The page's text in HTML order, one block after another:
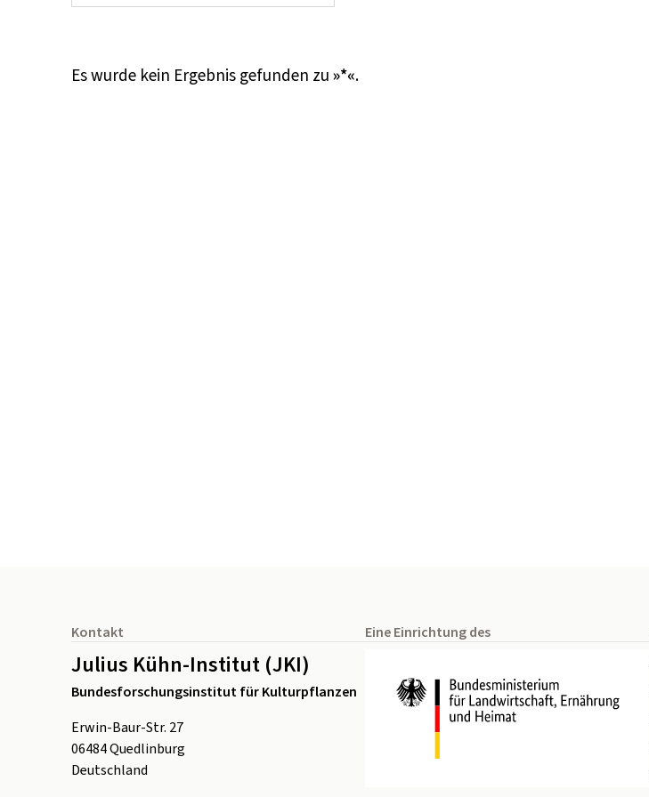
Es wurde kein Ergebnis gefunden zu»*«.
Kontakt
Julius Kühn-Institut (JKI)
Bundesforschungsinstitut für Kulturpflanzen
Erwin-Baur-Str. 27
06484Quedlinburg
Deutschland
Eine Einrichtung des